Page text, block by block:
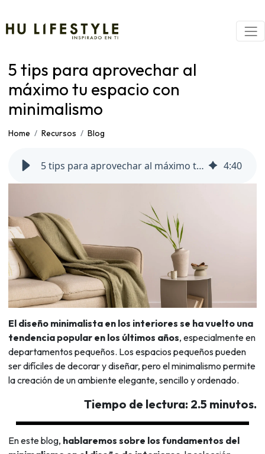
5 tips para aprovechar al
máximo tu espacio con
minimalismo
Home Recursos Blog
5 tips para aprovechar al máximo tu espacio con minimalismo 4:40
El diseño minimalista en los interiores se ha vuelto una
tendencia popular en los últimos años, especialmente en
departamentos pequeños. Los espacios pequeños pueden
ser difíciles de decorar y diseñar, pero el minimalismo permite
la creación de un ambiente elegante, sencillo y ordenado.
Tiempo de lectura: 2.5 minutos.
En este blog, hablaremos sobre los fundamentos del